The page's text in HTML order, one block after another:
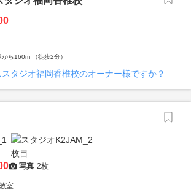
ら160m （徒歩2分）
タジオ福岡香椎校のオーナー様ですか？
写真 2枚
室